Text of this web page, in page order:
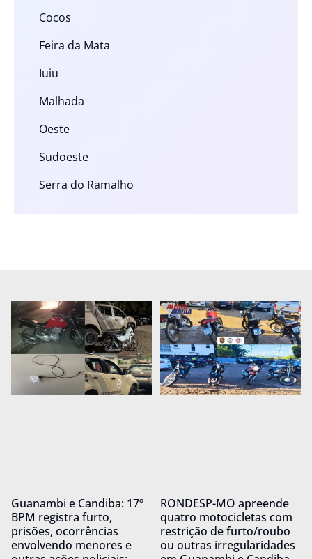
Cocos
Feira da Mata
Iuiu
Malhada
Oeste
Sudoeste
Serra do Ramalho
Guanambi e Candiba: 17º
BPM registra furto,
prisões, ocorrências
envolvendo menores e
RONDESP-MO apreende
quatro motocicletas com
restrição de furto/roubo
ou outras irregularidades